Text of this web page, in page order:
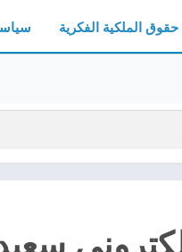
حقوق الملكية الفكرية